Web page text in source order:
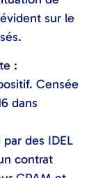
sur le
:
Censée
dans
des IDEL
contrat